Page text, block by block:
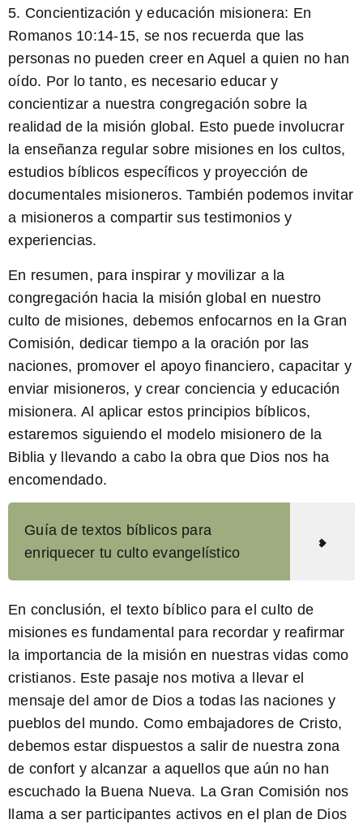
5. Concientización y educación misionera: En
Romanos 10:14-15, se nos recuerda que las
personas no pueden creer en Aquel a quien no han
oído. Por lo tanto, es necesarioeducar y
concientizar a nuestra congregación sobre la
realidad de la misión global . Esto puede involucrar
la enseñanza regular sobre misiones en los cultos,
estudios bíblicos específicos y proyección de
documentales misioneros. También podemos invitar
a misioneros a compartir sus testimonios y
experiencias.
En resumen, para inspirar y movilizar a la
congregación hacia la misión global en nuestro
culto de misiones, debemos enfocarnos en la Gran
Comisión, dedicar tiempo a la oración por las
naciones, promover el apoyo financiero, capacitar y
enviar misioneros, y crear conciencia y educación
misionera. Al aplicar estos principios bíblicos,
estaremos siguiendo el modelo misionero de la
Biblia y llevando a cabo la obra que Dios nos ha
encomendado.
Guía de textos bíblicos para
enriquecer tu culto evangelístico
En conclusión, el texto bíblico para el culto de
misiones es fundamental para recordar y reafirmar
la importancia de la misión en nuestras vidas como
cristianos. Este pasaje nos motiva a llevar el
mensaje del amor de Dios a todas las naciones y
pueblos del mundo. Como embajadores de Cristo,
debemos estar dispuestos a salir de nuestra zona
de confort y alcanzar a aquellos que aún no han
escuchado la Buena Nueva. La Gran Comisión nos
llama a ser participantes activos en el plan de Dios